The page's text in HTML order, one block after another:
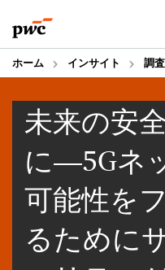
to
content
to
footer
ホーム インサイト 調
未来の安
に―5Gネ
可能性を
るために